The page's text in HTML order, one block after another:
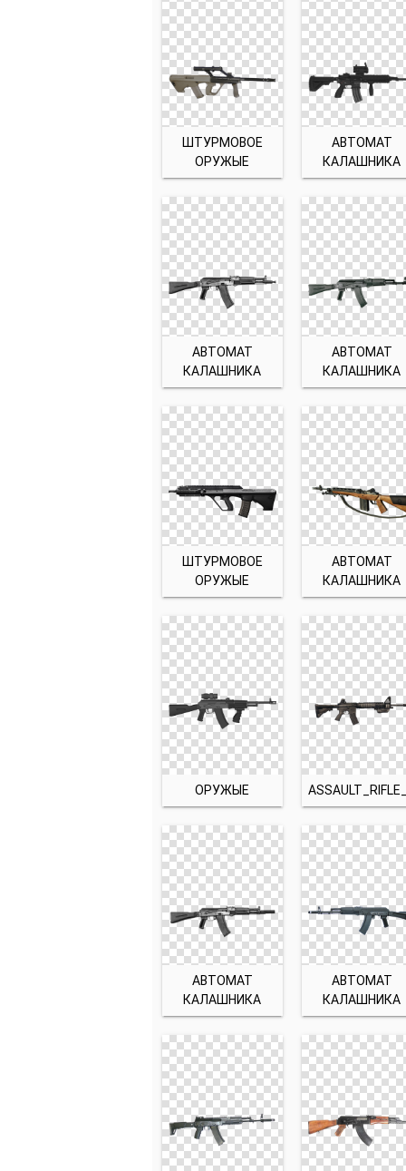
ШТУРМОВОЕ
ОРУЖЫЕ
АВТОМАТ
КАЛАШНИКА
АВТОМАТ
КАЛАШНИКА
АВТОМАТ
КАЛАШНИКА
ШТУРМОВОЕ
ОРУЖЫЕ
АВТОМАТ
КАЛАШНИКА
ОРУЖЫЕ
АВТОМАТ
КАЛАШНИКА
АВТОМАТ
КАЛАШНИКА